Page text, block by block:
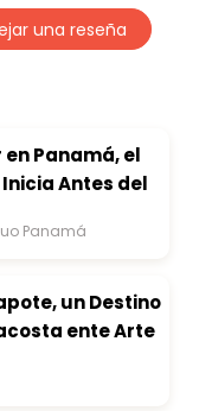
una reseña
en Panamá, el
Antes del
Panamá
un Destino
ente Arte